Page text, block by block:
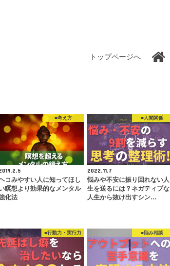
トップページへ
■考え方
コみやすい人に知ってほし
瞑想より効果的なメンタル
化法
■人間関係
2022.11.7
悩みや不安に振り回れない人
生を送るには？ネガティブな
人生から抜け出すシン…
■行動力・実行力 ■悩み相談